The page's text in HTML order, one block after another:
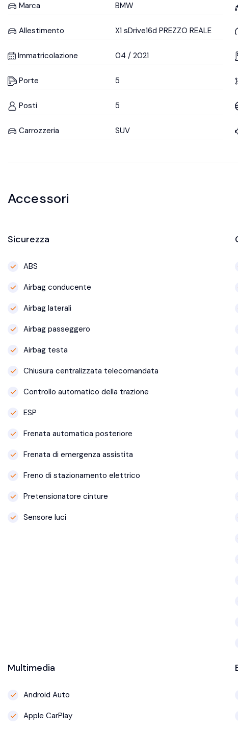
Marca BMW
Allestimento X1 sDrive16d PREZZO REALE
Immatricolazione 04 / 2021
Porte 5
Posti 5
Carrozzeria SUV
Accessori
Sicurezza
ABS
Airbag conducente
Airbag laterali
Airbag passeggero
Airbag testa
Chiusura centralizzata telecomandata
Controllo automatico della trazione
ESP
Frenata automatica posteriore
Frenata di emergenza assistita
Freno di stazionamento elettrico
Pretensionatore cinture
Sensore luci
Multimedia
Android Auto
Apple CarPlay